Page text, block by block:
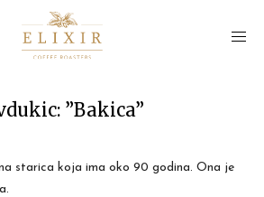
”Bakica”
starica koja ima oko 90 godina. Ona je